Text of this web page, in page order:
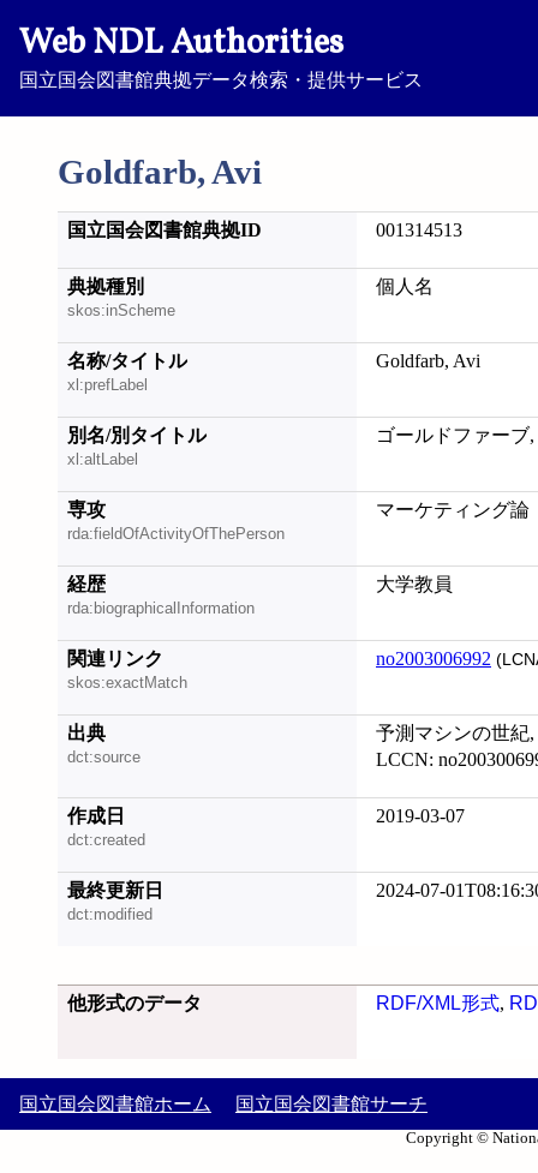
Web NDL Authorities
国立国会図書館典拠データ検索・提供サービス
Goldfarb, Avi
国立国会図書館典拠ID 001314513
典拠種別
skos:inScheme
個人名
名称/タイトル
xl:prefLabel
Goldfarb, Avi
別名/別タイトル
xl:altLabel
ゴールドファーブ
専攻
rda:fieldOfActivityOfThePerson
マーケティング論
経歴
rda:biographicalInformation
大学教員
関連リンク
skos:exactMatch
no2003006992
出典
dct:source
予測マシンの世紀,
LCCN:
作成日
dct:created
2019-03-07
最終更新日
dct:modified
2024-07-
他形式のデータ RDF/XML形式,
国立国会図書館ホーム 国立国会図書館サーチ
Copyright ©